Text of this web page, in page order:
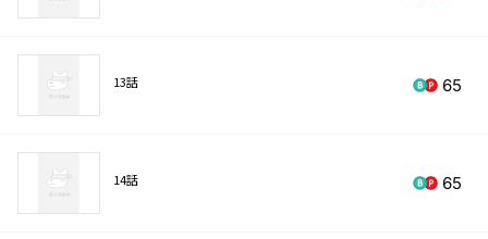
13話 65
14話 65